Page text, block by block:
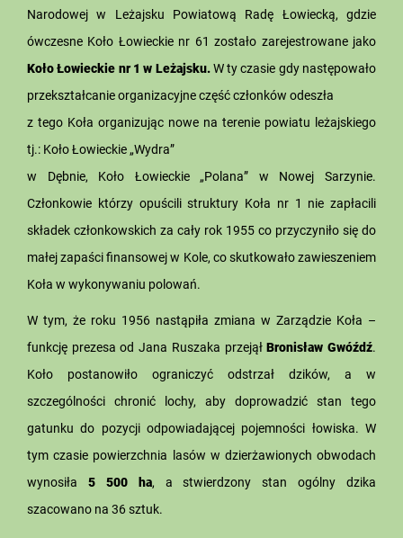
Narodowej w Leżajsku Powiatową Radę Łowiecką, gdzie
ówczesne Koło Łowieckie nr 61 zostało zarejestrowane jako
Koło Łowieckie nr 1 w Leżajsku.W ty czasie gdy następowało
przekształcanie organizacyjne część członków odeszła
z tego Koła organizując nowe na terenie powiatu leżajskiego
tj.: Koło Łowieckie „Wydra”
w Dębnie, Koło Łowieckie „Polana” w Nowej Sarzynie.
Członkowie którzy opuścili struktury Koła nr 1 nie zapłacili
składek członkowskich za cały rok 1955 co przyczyniło się do
małej zapaści finansowej w Kole, co skutkowało zawieszeniem
Koła w wykonywaniu polowań.
W tym, że roku 1956 nastąpiła zmiana w Zarządzie Koła –
funkcję prezesa od Jana Ruszaka przejąłBronisław Gwóźdź.
Koło postanowiło ograniczyć odstrzał dzików, a w
szczególności chronić lochy, aby doprowadzić stan tego
gatunku do pozycji odpowiadającej pojemności łowiska. W
tym czasie powierzchnia lasów w dzierżawionych obwodach
wynosiła 5 500 ha, a stwierdzony stan ogólny dzika
szacowano na 36 sztuk.